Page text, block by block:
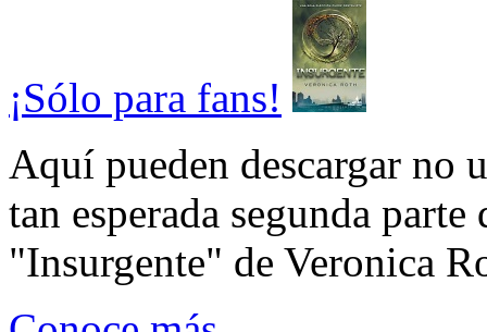
¡Sólo para fans!
Aquí pueden descargar no
tan esperada segunda
"Insurgente" de Veronica